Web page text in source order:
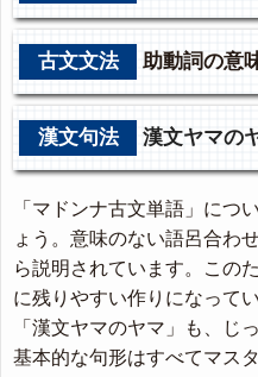
古文文法 助動詞の意
漢文句法 漢文ヤマの
「マドンナ古文単語」につ
ょう。意味のない語呂合わ
ら説明されています。この
に残りやすい作りになってい
「漢文ヤマのヤマ」も、じ
基本的な句形はすべてマス